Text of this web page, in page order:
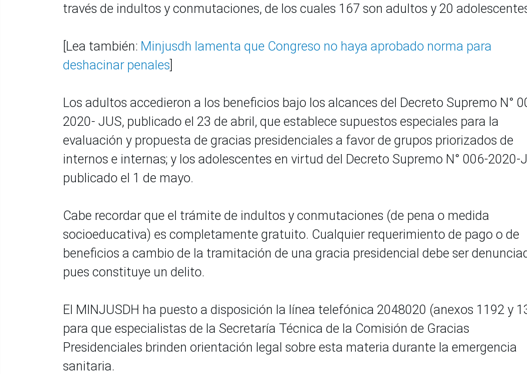
través de indultos y conmutaciones, de los cuales 167 son adultos y 20
[Lea también: Minjusdh lamenta que Congreso no haya aprobado norma para
deshacinar penales]
Los adultos accedieron a los beneficios bajo los alcances del Decreto Supremo N°
2020- JUS, publicado el 23 de abril, que establece supuestos especiales para la
evaluación y propuesta de gracias presidenciales a favor de grupos priorizados de
internos e internas; y los adolescentes en virtud del Decreto Supremo N° 006-2020-
publicado el 1 de mayo.
Cabe recordar que el trámite de indultos y conmutaciones (de pena o medida
socioeducativa) es completamente gratuito. Cualquier requerimiento de pago o de
beneficios a cambio de la tramitación de una gracia presidencial debe ser
pues constituye un delito.
El MINJUSDH ha puesto a disposición la línea telefónica 2048020 (anexos 1192 y
para que especialistas de la Secretaría Técnica de la Comisión de Gracias
Presidenciales brinden orientación legal sobre esta materia durante la emergencia
sanitaria.